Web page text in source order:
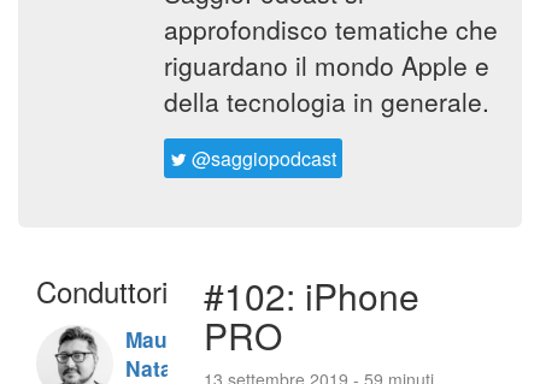
approfondisco tematiche che
riguardano il mondo Apple e
della tecnologia in generale.
@saggiopodcast
Conduttori
Maurizio
Natali
#102: iPhone
PRO
13 settembre 2019 - 59 minuti